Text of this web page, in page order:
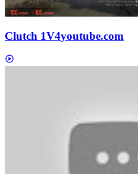
Clutch 1V4youtube.com